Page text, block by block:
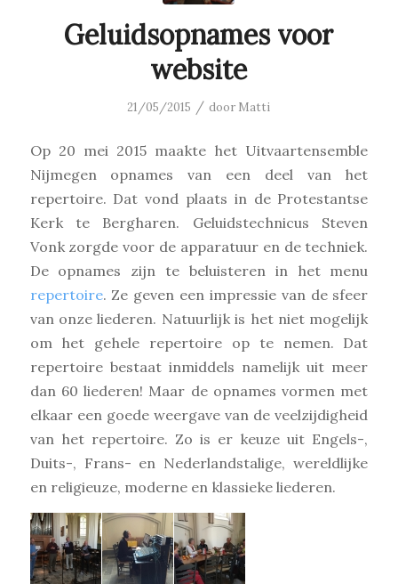
Geluidsopnames voor
website
21/05/2015 / door Matti
Op 20 mei 2015 maakte het Uitvaartensemble
Nijmegen opnames van een deel van het
repertoire. Dat vond plaats in de Protestantse
Kerk te Bergharen. Geluidstechnicus Steven
Vonk zorgde voor de apparatuur en de techniek.
De opnames zijn te beluisteren in het menu
repertoire. Ze geven een impressie van de sfeer
van onze liederen. Natuurlijk is het niet mogelijk
om het gehele repertoire op te nemen. Dat
repertoire bestaat inmiddels namelijk uit meer
dan 60 liederen! Maar de opnames vormen met
elkaar een goede weergave van de veelzijdigheid
van het repertoire. Zo is er keuze uit Engels-,
Duits-, Frans- en Nederlandstalige, wereldlijke
en religieuze, moderne en klassieke liederen.